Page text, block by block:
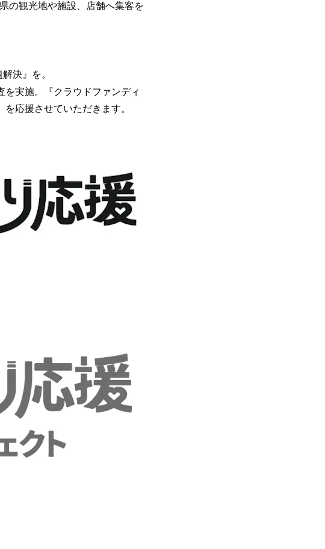
の観光地や施設、店舗へ集客を
決』を。
実施。『クラウドファンディ
応援させていただきます。